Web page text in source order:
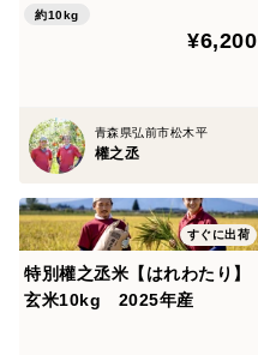
約10kg
¥6,200
青森県弘前市松木平
權之丞
すぐに出荷
特別權之丞米【はれわたり】
玄米10kg 2025年産